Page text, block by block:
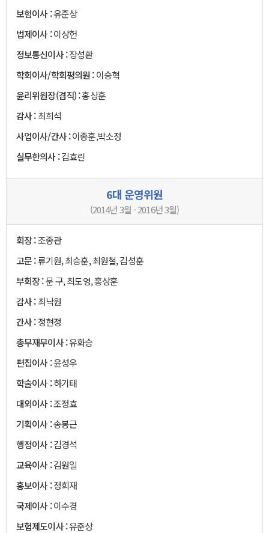
보험이사 :유준상
법제이사 :이상헌
정보통신이사 :장성환
학회이사/학회평의원 :이승혁
윤리위원장(겸직) :홍상훈
감사 :최희석
사업이사/간사 :이종훈,박소정
실무한의사 :김효린
6대 운영위원
(2014년 3월 - 2016년 3월)
회장 :조종관
고문 :류기원, 최승훈, 최원철, 김성훈
부회장 :문 구, 최도영, 홍상훈
감사 :최낙원
간사 :정현정
총무재무이사 :유화승
편집이사 :윤성우
학술이사 :하기태
대외이사 :조정효
기획이사 :송봉근
행정이사 :김경석
교육이사 :김원일
홍보이사 :정희재
국제이사 :이수경
보험제도이사 :유준상